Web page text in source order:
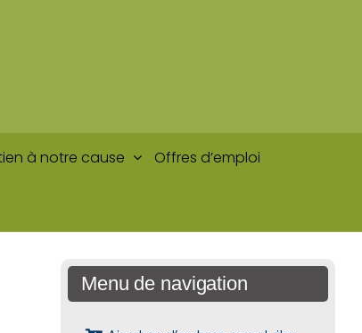
à notre cause Offres d’emploi
Menu de navigation